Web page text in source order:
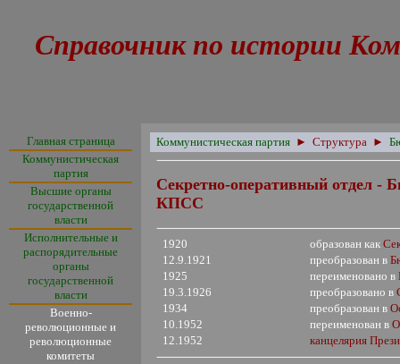
Справочник по истории
Главная страница
Коммунистическая
партия
Высшие органы
государственной
власти
Исполнительные и
распорядительные
органы
государственной
власти
Военно-
революционные и
революционные
комитеты
Коммунистическая партия ► Структура ►
Секретно-оперативный отдел
КПСС
1920 образован как
12.9.1921
преобразован в
1925
переименовано в
19.3.1926
преобразовано в
1934
преобразован в
10.1952
переименован в
12.1952
канцелярия